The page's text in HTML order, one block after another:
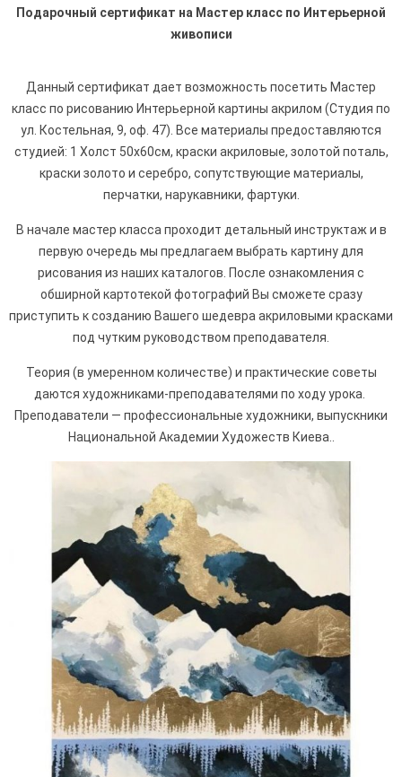
Подарочный сертификат на Мастер класс по Интерьерной
живописи
Данный сертификат дает возможность посетить Мастер
класс по рисованию Интерьерной картины акрилом (Студия по
ул. Костельная, 9, оф. 47). Все материалы предоставляются
студией: 1 Холст 50х60см, краски акриловые, золотой поталь,
краски золото и серебро, сопутствующие материалы,
перчатки, нарукавники, фартуки.
В начале мастер класса проходит детальный инструктаж и в
первую очередь мы предлагаем выбрать картину для
рисования из наших каталогов. После ознакомления с
обширной картотекой фотографий Вы сможете сразу
приступить к созданию Вашего шедевра акриловыми красками
под чутким руководством преподавателя.
Теория (в умеренном количестве) и практические советы
даются художниками-преподавателями по ходу урока.
Преподаватели — профессиональные художники, выпускники
Национальной Академии Художеств Киева..